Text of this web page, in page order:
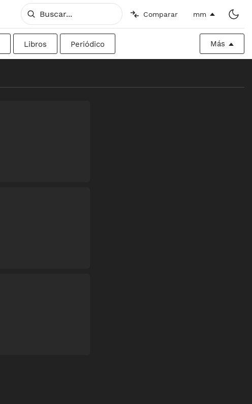
Comparar mm
Libros Periódico Más